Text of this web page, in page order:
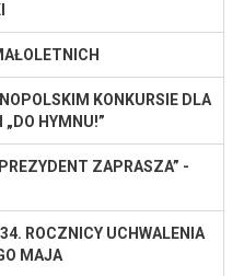
KONKURSIE DLA
HYMNU!”
ZAPRASZA” -
ROCZNICY UCHWALENIA
MAJA